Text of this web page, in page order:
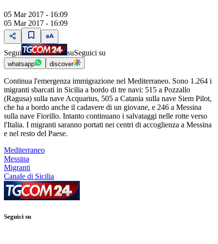
05 Mar 2017 - 16:09
05 Mar 2017 - 16:09
Segui suSeguici su
whatsapp discover
Continua l'emergenza immigrazione nel Mediterraneo. Sono 1.264 i
migranti sbarcati in Sicilia a bordo di tre navi: 515 a Pozzallo
(Ragusa) sulla nave Acquarius, 505 a Catania sulla nave Siem Pilot,
che ha a bordo anche il cadavere di un giovane, e 246 a Messina
sulla nave Fiorillo. Intanto continuano i salvataggi nelle rotte verso
l'Italia. I migranti saranno portati nei centri di accoglienza a Messina
e nel resto del Paese.
Mediterraneo
Messina
Migranti
Canale di Sicilia
Seguici su